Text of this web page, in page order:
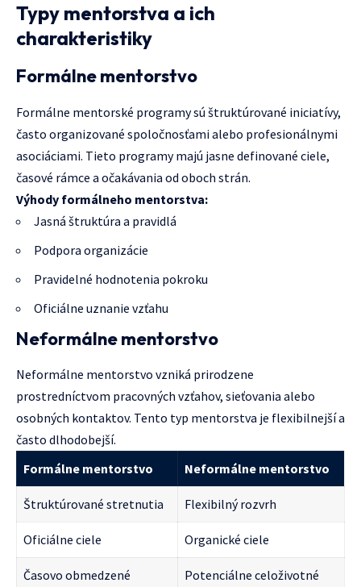
Typy mentorstva a ich
charakteristiky
Formálne mentorstvo
Formálne mentorské programy sú štruktúrované iniciatívy,
často organizované spoločnosťami alebo profesionálnymi
asociáciami. Tieto programy majú jasne definované ciele,
časové rámce a očakávania od oboch strán.
Výhody formálneho mentorstva:
Jasná štruktúra a pravidlá
Podpora organizácie
Pravidelné hodnotenia pokroku
Oficiálne uznanie vzťahu
Neformálne mentorstvo
Neformálne mentorstvo vzniká prirodzene
prostredníctvom pracovných vzťahov, sieťovania alebo
osobných kontaktov. Tento typ mentorstva je flexibilnejší a
často dlhodobejší.
Formálne mentorstvo
Neformálne mentorstvo
Štruktúrované stretnutia Flexibilný rozvrh
Oficiálne ciele Organické ciele
Časovo obmedzené Potenciálne celoživotné